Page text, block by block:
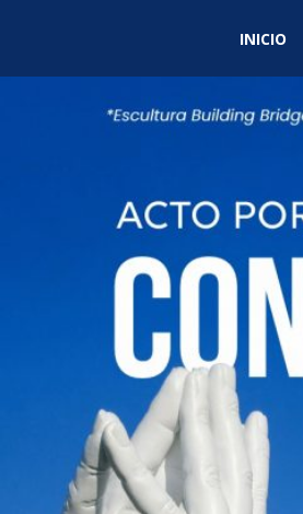
INICIO